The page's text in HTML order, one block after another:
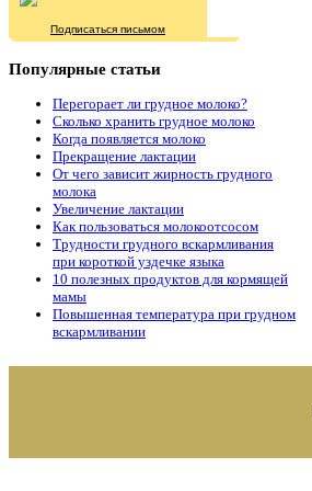
Подписаться письмом
Популярные статьи
Перегорает ли грудное молоко?
Сколько хранить грудное молоко
Когда появляется молоко
Прекращение лактации
От чего зависит жирность грудного
молока
Увеличение лактации
Как пользоваться молокоотсосом
Трудности грудного вскармливания
при короткой уздечке языка
10 полезных продуктов для кормящей
мамы
Повышенная температура при грудном
вскармливании